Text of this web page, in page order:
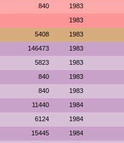
840 1983
1983
5408 1983
146473 1983
5823 1983
840 1983
840 1983
11440 1984
6124 1984
15445 1984